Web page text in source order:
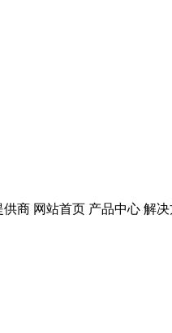
商 网站首页 产品中心 解